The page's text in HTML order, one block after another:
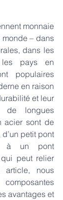
monnaie
– dans
dans les
les pays en
populaires
en raison
et leur
de longues
sont de
petit pont
à un pont
peut relier
nous
avantages et